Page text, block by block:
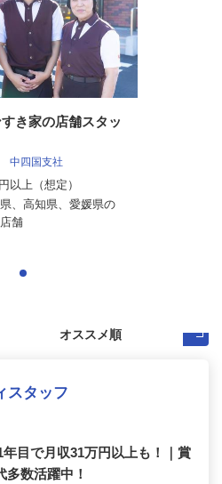
き家の店舗スタッ
中四国支社
以上（想定）
、高知県、愛媛県の
舗
スタッフ
目で月収31万円以上も！｜賞
多数活躍中！